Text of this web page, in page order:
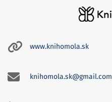
www.knihomola.sk
knihomola.sk@gmail.com